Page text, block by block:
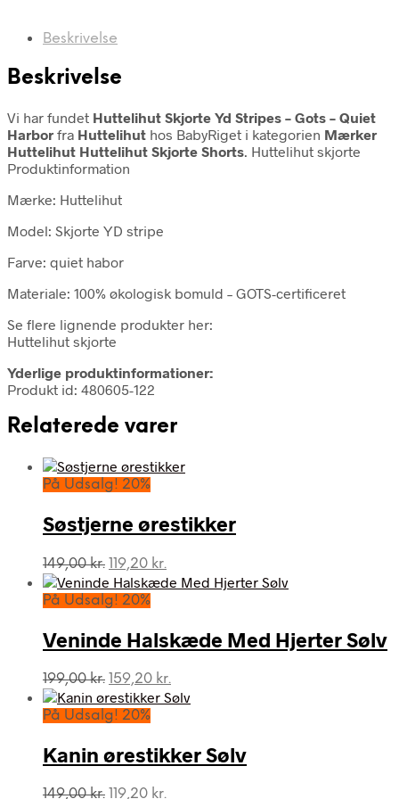
Beskrivelse
Beskrivelse
Vi har fundet Huttelihut Skjorte Yd Stripes – Gots – Quiet
Harbor fra Huttelihut hos BabyRiget i kategorien Mærker
Huttelihut Huttelihut Skjorte Shorts. Huttelihut skjorte
Produktinformation
Mærke: Huttelihut
Model: Skjorte YD stripe
Farve: quiet habor
Materiale: 100% økologisk bomuld – GOTS-certificeret
Se flere lignende produkter her:
Huttelihut skjorte
Yderlige produktinformationer:
Produkt id: 480605-122
Relaterede varer
På Udsalg! 20%
Søstjerne ørestikker
149,00kr. Den
oprindelige
pris
149,00 kr..
119,20 kr.
aktuelle
119,20 kr..
På Udsalg! 20%
Veninde Halskæde Med Hjerter Sølv
199,00kr. Den
oprindelige
pris
199,00 kr..
159,20 kr.
aktuelle
159,20 kr..
På Udsalg! 20%
Kanin ørestikker Sølv
149,00kr. Den
119,20 kr.